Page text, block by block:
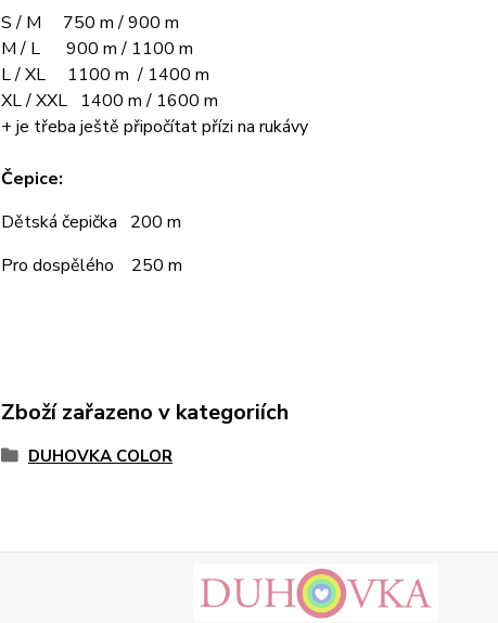
S / M 750 m / 900 m
M / L 900 m / 1100 m
L / XL 1100 m / 1400 m
XL / XXL 1400 m / 1600 m
+ je třeba ještě připočítat přízi na rukávy
Čepice:
Dětská čepička 200 m
Pro dospělého 250 m
Zboží zařazeno v kategoriích
DUHOVKA COLOR